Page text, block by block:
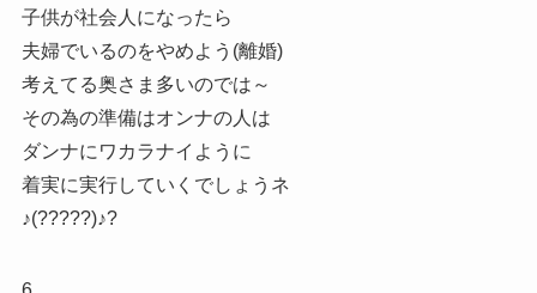
子供が社会人になったら
夫婦でいるのをやめよう(離婚)
考えてる奥さま多いのでは～
その為の準備はオンナの人は
ダンナにワカラナイように
着実に実行していくでしょうネ
♪(?????)♪?